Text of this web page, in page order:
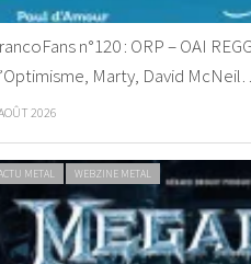
n°120 : ORP – OAI
Marty, David
2026
METAL WEBZINE METAL